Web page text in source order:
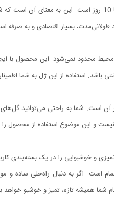
یکی از ویژگی‌های برجسته این محصول، ماندگاری
بسیار اقتصادی و به صرفه
محدود نمی‌شود. این محصول با
باشد. استفاده از این ژل به شما
آن است. شما به راحتی می‌توانید
نیست و این موضوع استفاده از محصول
خوشبوایی را در یک بسته‌بندی
است. اگر به دنبال راه‌حلی ساده
همیشه تازه، تمیز و خوشبو خواهد